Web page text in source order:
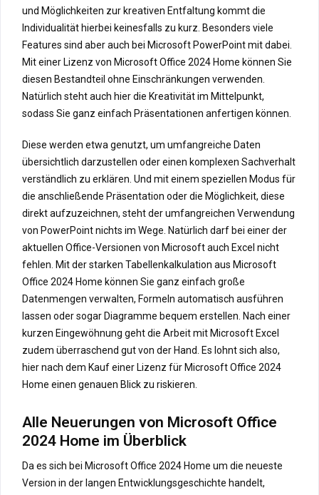
und Möglichkeiten zur kreativen Entfaltung kommt die
Individualität hierbei keinesfalls zu kurz. Besonders viele
Features sind aber auch bei Microsoft PowerPoint mit dabei.
Mit einer Lizenz von Microsoft Office 2024 Home können Sie
diesen Bestandteil ohne Einschränkungen verwenden.
Natürlich steht auch hier die Kreativität im Mittelpunkt,
sodass Sie ganz einfach Präsentationen anfertigen können.
Diese werden etwa genutzt, um umfangreiche Daten
übersichtlich darzustellen oder einen komplexen Sachverhalt
verständlich zu erklären. Und mit einem speziellen Modus für
die anschließende Präsentation oder die Möglichkeit, diese
direkt aufzuzeichnen, steht der umfangreichen Verwendung
von PowerPoint nichts im Wege. Natürlich darf bei einer der
aktuellen Office-Versionen von Microsoft auch Excel nicht
fehlen. Mit der starken Tabellenkalkulation aus Microsoft
Office 2024 Home können Sie ganz einfach große
Datenmengen verwalten, Formeln automatisch ausführen
lassen oder sogar Diagramme bequem erstellen. Nach einer
kurzen Eingewöhnung geht die Arbeit mit Microsoft Excel
zudem überraschend gut von der Hand. Es lohnt sich also,
hier nach dem Kauf einer Lizenz für Microsoft Office 2024
Home einen genauen Blick zu riskieren.
Alle Neuerungen von Microsoft Office
2024 Home im Überblick
Da es sich bei Microsoft Office 2024 Home um die neueste
Version in der langen Entwicklungsgeschichte handelt,